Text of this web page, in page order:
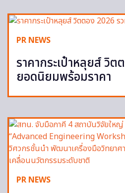
PR NEWS
ราคากระเป๋าหลุยส์ วิ
ยอดนิยมพร้อมราคา
PR NEWS